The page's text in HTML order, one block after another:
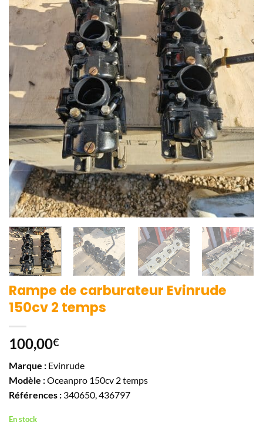
Rampe de carburateur Evinrude
150cv 2 temps
100,00€
Marque : Evinrude
Modèle :Oceanpro 150cv 2 temps
Références : 340650, 436797
En stock